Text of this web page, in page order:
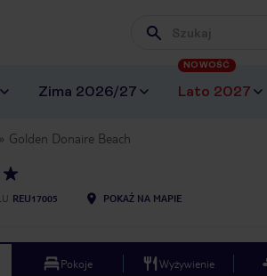
Wpisz frazę, której
Zima 2026/27 Lato 2027
NOWOŚĆ
Golden Donaire Beach
REU17005 POKAŻ NA MAPIE
Pokoje Wyżywienie